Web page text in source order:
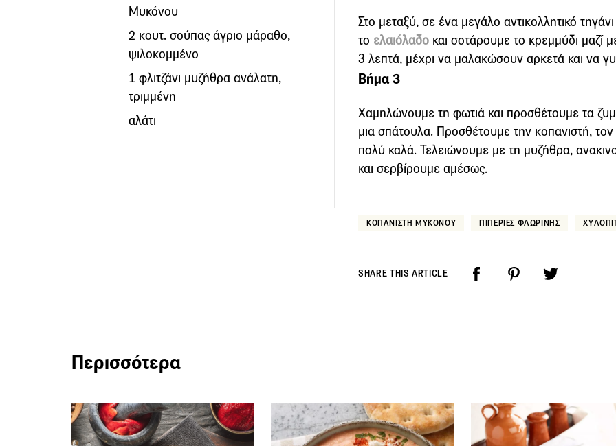
Μυκόνου
2 κουτ. σούπας άγριο μάραθο,
ψιλοκομμένο
1 φλιτζάνι μυζήθρα ανάλατη,
τριμμένη
αλάτι
Στο μεταξύ, σε ένα μεγάλο αντικολλητικό
το ελαιόλαδο και σοτάρουμε το κρεμμύδι μαζί
3 λεπτά, μέχρι να μαλακώσουν αρκετά και να
Βήμα 3
Χαμηλώνουμε τη φωτιά και προσθέτουμε τα
μια σπάτουλα. Προσθέτουμε την κοπανιστή,
πολύ καλά. Τελειώνουμε με τη μυζήθρα,
και σερβίρουμε αμέσως.
ΚΟΠΑΝΙΣΤΗ ΜΥΚΟΝΟΥ ΠΙΠΕΡΙΕΣ ΦΛΩΡΙΝΗΣ
SHARE THIS ARTICLE
Περισσότερα